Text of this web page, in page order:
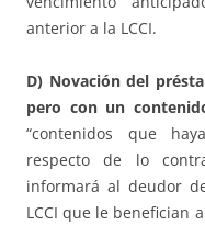
anterior a la LCCI.
D) Novación del
pero con un
“contenidos que
respecto de lo
informará al deudor
LCCI que le benefician